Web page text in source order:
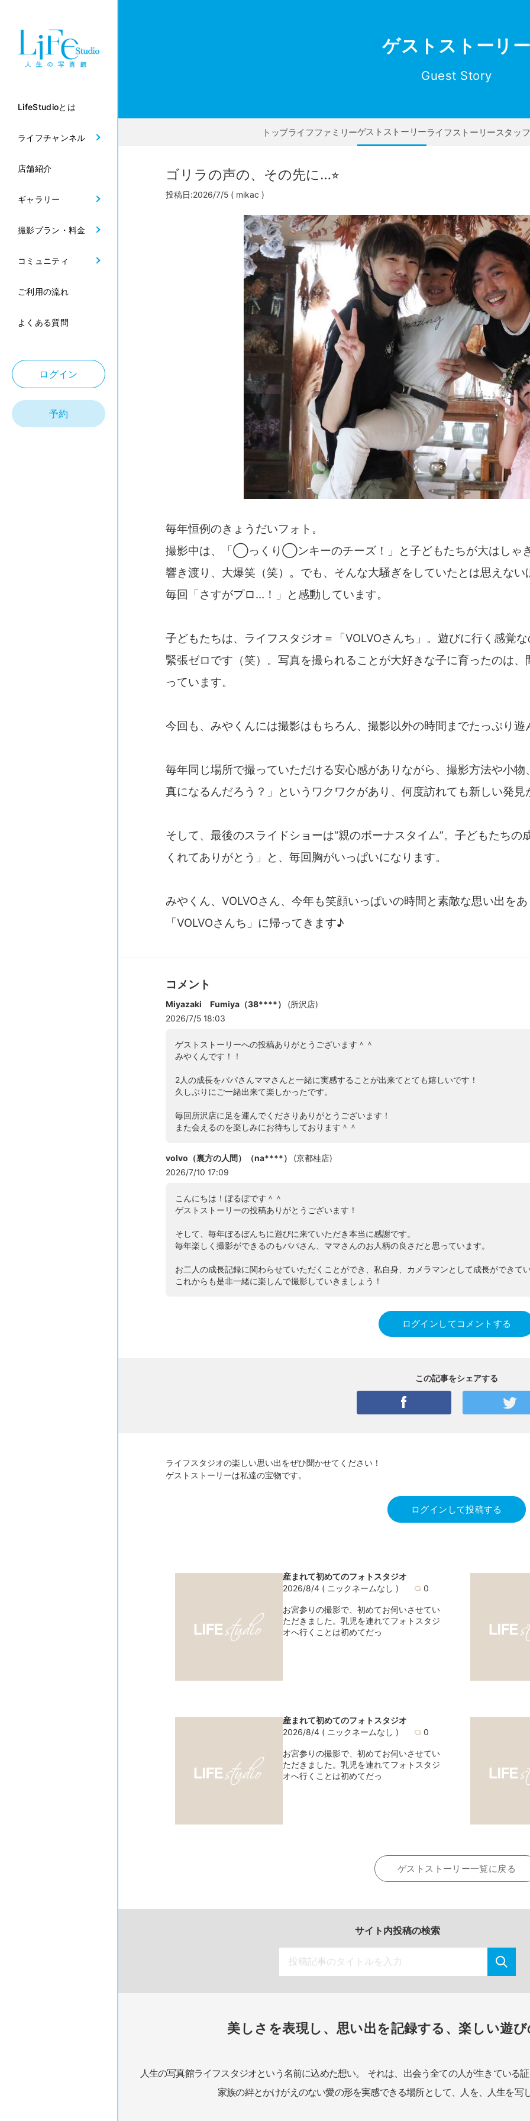
LifeStudioとは
ライフチャンネル
店舗紹介
ギャラリー
撮影プラン・料金
コミュニティ
ご利用の流れ
よくある質問
ログイン
予約
ゲストストーリー
Guest Story
トップライフファミリーゲストストーリーライフストーリースタッ
ゴリラの声の、その先に…⭐︎
投稿日:2026/7/5 ( mikac )
毎年恒例のきょうだいフォト。
撮影中は、「◯っくり◯ンキーのチーズ！」と子どもたちが大はしゃ
響き渡り、大爆笑（笑）。でも、そんな大騒ぎをしていたとは思えない
毎回「さすがプロ…！」と感動しています。
子どもたちは、ライフスタジオ＝「VOLVOさんち」。遊びに行く感覚
緊張ゼロです（笑）。写真を撮られることが大好きな子に育ったのは
っています。
今回も、みやくんには撮影はもちろん、撮影以外の時間までたっぷり遊
毎年同じ場所で撮っていただける安心感がありながら、撮影方法や小
真になるんだろう？」というワクワクがあり、何度訪れても新しい発見
そして、最後のスライドショーは“親のボーナスタイム”。子どもたち
くれてありがとう」と、毎回胸がいっぱいになります。
みやくん、VOLVOさん、今年も笑顔いっぱいの時間と素敵な思い出を
「VOLVOさんち」に帰ってきます♪
コメント
Miyazaki Fumiya（38****） (所沢店)
2026/7/5 18:03
ゲストストーリーへの投稿ありがとうございます＾＾
みやくんです！！
2人の成長をパパさんママさんと一緒に実感することが出来てとても嬉しいです！
久しぶりにご一緒出来て楽しかったです。
毎回所沢店に足を運んでくださりありがとうございます！
また会えるのを楽しみにお待ちしております＾＾
volvo（裏方の人間）（na****） (京都桂店)
2026/7/10 17:09
こんにちは！ぼるぼです＾＾
ゲストストーリーの投稿ありがとうございます！
そして、毎年ぼるぼんちに遊びに来ていただき本当に感謝です。
毎年楽しく撮影ができるのもパパさん、ママさんのお人柄の良さだと思っています。
お二人の成長記録に関わらせていただくことができ、私自身、カメラマンとして成長ができて
これからも是非一緒に楽しんで撮影していきましょう！
ログインしてコメントする
この記事をシェアする
ライフスタジオの楽しい思い出をぜひ聞かせてください！
ゲストストーリーは私達の宝物です。
ログインして投稿する
産まれて初めてのフォトスタジオ
2026/8/4 ( ニックネームなし ) 0
お宮参りの撮影で、初めてお伺いさせてい
ただきました。乳児を連れてフォトスタジ
オへ行くことは初めてだっ
産まれて初めてのフォトスタジオ
2026/8/4 ( ニックネームなし ) 0
お宮参りの撮影で、初めてお伺いさせてい
ただきました。乳児を連れてフォトスタジ
オへ行くことは初めてだっ
ゲストストーリー一覧に戻る
サイト内投稿の検索
美しさを表現し、思い出を記録する、楽しい遊び
人生の写真館ライフスタジオという名前に込めた想い。
それは、出会う全ての人が生きている
家族の絆とかけがえのない愛の形を実感できる場所として、
人を、人生を写